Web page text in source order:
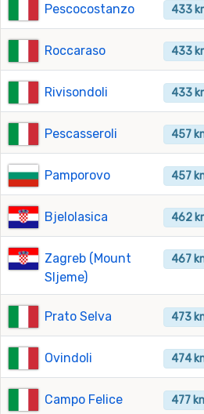
Pescocostanzo 433
Roccaraso 433
Rivisondoli 433
Pescasseroli 457
Pamporovo 457
Bjelolasica 462
Zagreb (Mount
Sljeme)
467
Prato Selva 473
Ovindoli 474
Campo Felice 477